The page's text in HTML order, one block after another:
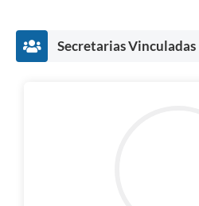
Secretarias Vinculadas